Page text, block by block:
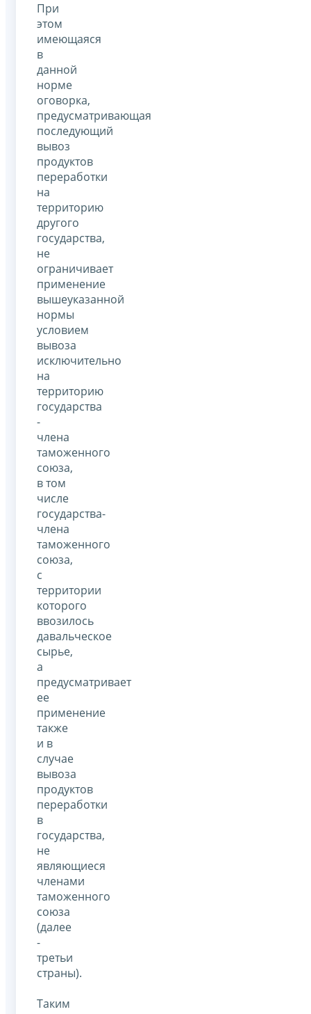
При
этом
имеющаяся
в
данной
норме
оговорка,
предусматривающая
последующий
вывоз
продуктов
переработки
на
территорию
другого
государства,
не
ограничивает
применение
вышеуказанной
нормы
условием
вывоза
исключительно
на
территорию
государства
-
члена
таможенного
союза,
в том
числе
государства-
члена
таможенного
союза,
с
территории
которого
ввозилось
давальческое
сырье,
а
предусматривает
ее
применение
также
и в
случае
вывоза
продуктов
переработки
в
государства,
не
являющиеся
членами
таможенного
союза
(далее
-
третьи
страны).
Таким